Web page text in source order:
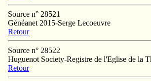
Source n° 28521
Généanet 2015-Serge Lecoeuvre
Retour
Source n° 28522
Huguenot Society-Registre de l'Eglise de la
Retour